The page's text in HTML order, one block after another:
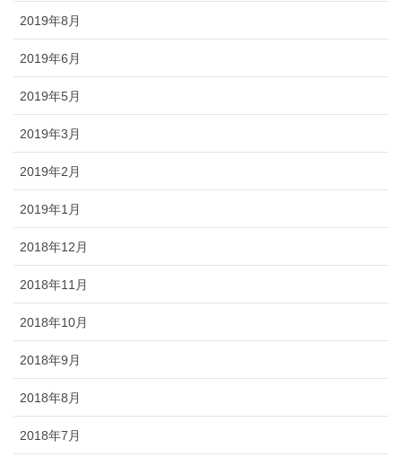
2019年8月
2019年6月
2019年5月
2019年3月
2019年2月
2019年1月
2018年12月
2018年11月
2018年10月
2018年9月
2018年8月
2018年7月